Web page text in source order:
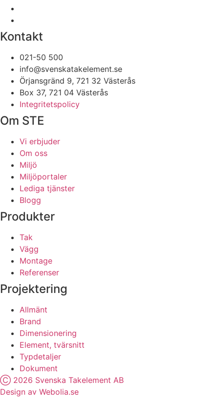
Kontakt
021-50 500
info@svenskatakelement.se
Örjansgränd 9, 721 32 Västerås
Box 37, 721 04 Västerås
Integritetspolicy
Om STE
Vi erbjuder
Om oss
Miljö
Miljöportaler
Lediga tjänster
Blogg
Produkter
Tak
Vägg
Montage
Referenser
Projektering
Allmänt
Brand
Dimensionering
Element, tvärsnitt
Typdetaljer
Dokument
Ⓒ 2026 Svenska Takelement AB
Design av Webolia.se